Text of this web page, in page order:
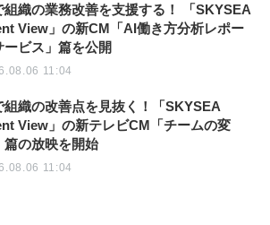
組織の業務改善を支援する！ 「SKYSEA
View」の新CM「AI働き方分析レポー
ービス」篇を公開
11:04
組織の改善点を見抜く！「SKYSEA
View」の新テレビCM「チームの変
篇の放映を開始
11:04